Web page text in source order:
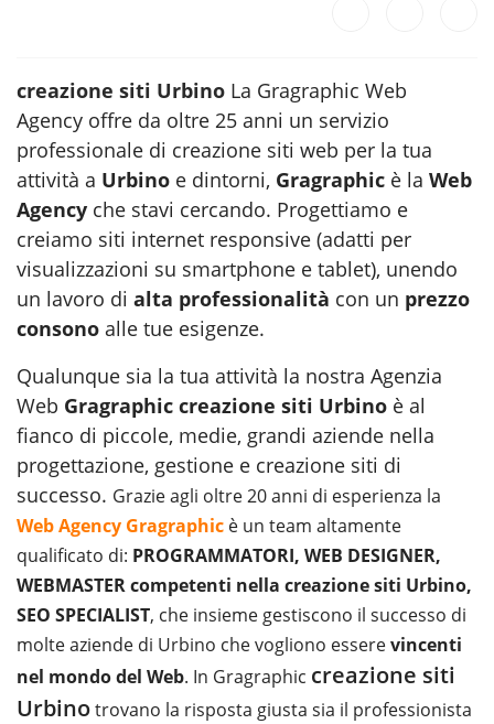
creazione siti Urbino La Gragraphic Web
Agency offre da oltre 25 anni un servizio
professionale di creazione siti web per la tua
attività a Urbino e dintorni, Gragraphic è la Web
Agency che stavi cercando. Progettiamo e
creiamo siti internet responsive (adatti per
visualizzazioni su smartphone e tablet), unendo
un lavoro di alta professionalità con un prezzo
consono alle tue esigenze.
Qualunque sia la tua attività la nostra Agenzia
Web Gragraphic creazione siti Urbino è al
fianco di piccole, medie, grandi aziende nella
progettazione, gestione e creazione siti di
successo. Grazie agli oltre 20 anni di esperienza la
Web Agency Gragraphic è un team altamente
qualificato di: PROGRAMMATORI, WEB DESIGNER,
WEBMASTER competenti nella creazione siti Urbino,
SEO SPECIALIST, che insieme gestiscono il successo di
molte aziende di Urbino che vogliono esserevincenti
nel mondo del Web. In Gragraphic creazione siti
Urbinotrovano la risposta giusta sia il professionista